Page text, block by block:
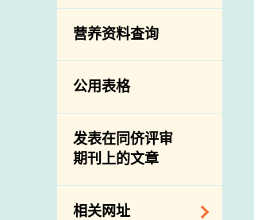
总膳食研究
有机食物
高风险食物
抗菌素耐药性
宰前检验
宰后检验
结果
屠房及肉类检验
主题项目
项目及活动
资讯平台
下载
公开比赛
营养资料查询
公用表格
发表在同侪评审
期刊上的文章
相关网址